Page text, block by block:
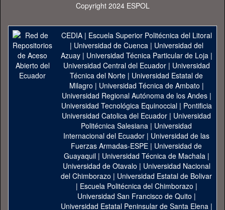
Copyright 2024 ESPOL
CEDIA| Escuela Superior Politécnica del Litoral
| Universidad de Cuenca| Universidad del
Azuay| Universidad Técnica Particular de Loja|
Universidad Central del Ecuador| Universidad
Técnica del Norte | Universidad Estatal de
Milagro | Universidad Técnica de Ambato |
Universidad Regional Autónoma de los Andes|
Universidad Tecnológica Equinoccial| Pontificia
Universidad Catolica del Ecuador | Universidad
Politécnica Salesiana | Universidad
Internacional del Ecuador | Universidad de las
Fuerzas Armadas-ESPE | Universidad de
Guayaquil| Universidad Técnica de Machala|
Universidad de Otavalo | Universidad Nacional
del Chimborazo | Universidad Estatal de Bolivar
| Escuela Politécnica del Chimborazo |
Universidad San Francisco de Quito |
Universidad Estatal Peninsular de Santa Elena|